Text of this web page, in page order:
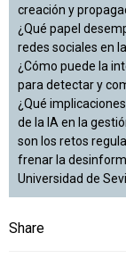
creación y
¿Qué papel
redes sociales en
¿Cómo puede la
para detectar y
¿Qué
de la IA en la
son los retos
frenar la
Universidad de
Share